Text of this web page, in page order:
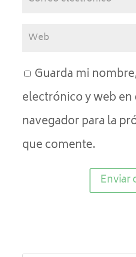
Guarda mi
electrónico y web en
navegador para la
que comente.